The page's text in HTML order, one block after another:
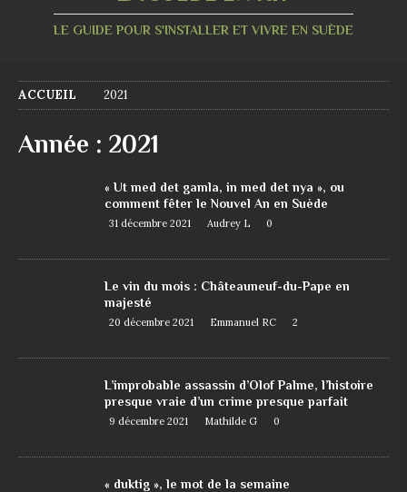
LE GUIDE POUR S'INSTALLER ET VIVRE EN SUÈDE
ACCUEIL 2021
Année : 2021
« Ut med det gamla, in med det nya », ou
comment fêter le Nouvel An en Suède
31 décembre 2021 Audrey L 0
Le vin du mois : Châteauneuf-du-Pape en
majesté
20 décembre 2021 Emmanuel RC 2
L’improbable assassin d’Olof Palme, l’histoire
presque vraie d’un crime presque parfait
9 décembre 2021 Mathilde G 0
« duktig », le mot de la semaine